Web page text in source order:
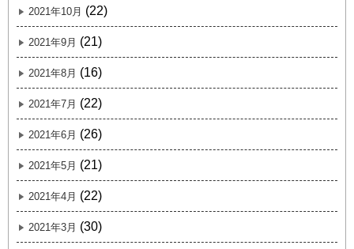
2021年10月 (22)
2021年9月 (21)
2021年8月 (16)
2021年7月 (22)
2021年6月 (26)
2021年5月 (21)
2021年4月 (22)
2021年3月 (30)